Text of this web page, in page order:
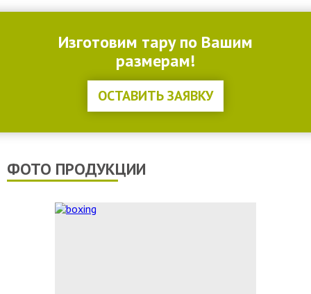
Изготовим тару по Вашим
размерам!
ОСТАВИТЬ ЗАЯВКУ
ФОТО ПРОДУКЦИИ